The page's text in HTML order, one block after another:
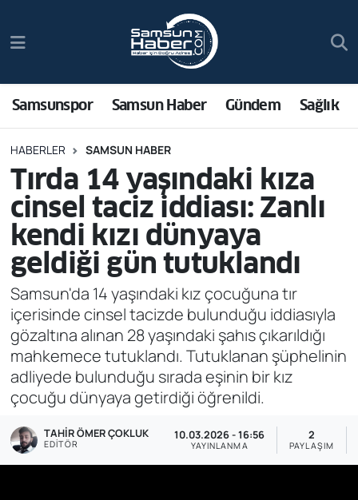
Samsunspor Samsun Haber Gündem Sağlık
HABERLER SAMSUN HABER
Tırda 14 yaşındaki kıza
cinsel taciz iddiası: Zanlı
kendi kızı dünyaya
geldiği gün tutuklandı
Samsun'da 14 yaşındaki kız çocuğuna tır
içerisinde cinsel tacizde bulunduğu iddiasıyla
gözaltına alınan 28 yaşındaki şahıs çıkarıldığı
mahkemece tutuklandı. Tutuklanan şüphelinin
adliyede bulunduğu sırada eşinin bir kız
çocuğu dünyaya getirdiği öğrenildi.
TAHIR ÖMER ÇOKLUK
EDITÖR
10.03.2026 - 16:56
YAYINLANMA
2
PAYLAŞIM
Samsun Haber
Sağlık
Asayiş
Bilim ve Teknoloji
Bölge
Dünya
Ekonomi
Genel
Gündem
Özel Haber
Trafik Durumu
Süper Lig Puan Durumu ve Fikstür
Tüm Manşetler
Son Dakika Haberleri
Haber Arşivi